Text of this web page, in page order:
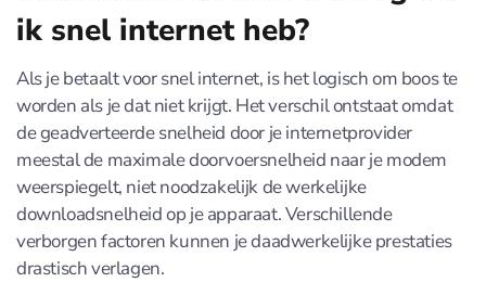
ik snel internet heb?
Als je betaalt voor snel internet, is het logisch om boos te
worden als je dat niet krijgt. Het verschil ontstaat omdat
de geadverteerde snelheid door je internetprovider
meestal de maximale doorvoersnelheid naar je modem
weerspiegelt, niet noodzakelijk de werkelijke
downloadsnelheid op je apparaat. Verschillende
verborgen factoren kunnen je daadwerkelijke prestaties
drastisch verlagen.